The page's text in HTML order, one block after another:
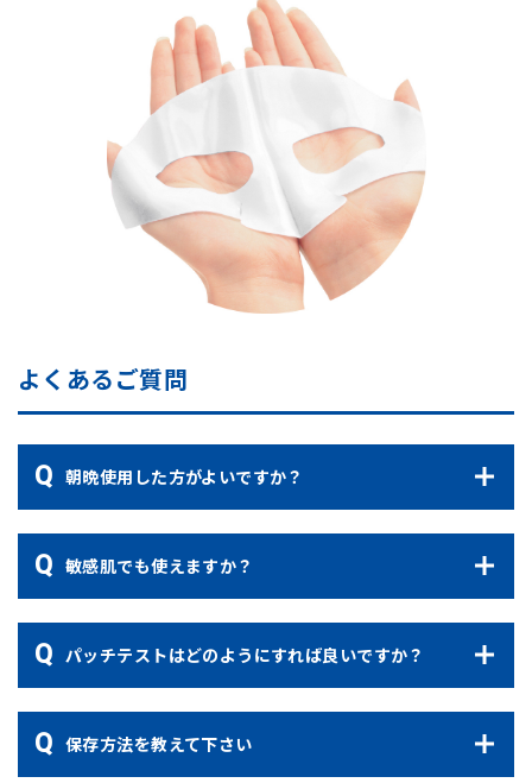
よくあるご質問
朝晩使用した方がよいですか？
敏感肌でも使えますか？
パッチテストはどのようにすれば良いですか？
保存方法を教えて下さい